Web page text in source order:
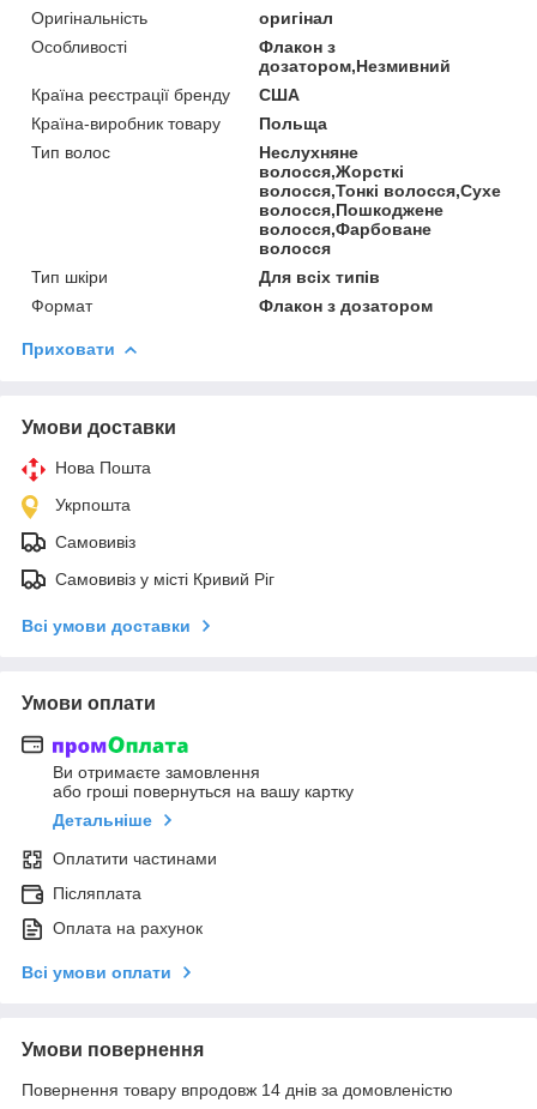
Оригінальність
оригінал
Особливості
Флакон з
дозатором,Незмивний
Країна реєстрації бренду
США
Країна-виробник товару
Польща
Тип волос
Неслухняне
волосся,Жорсткі
волосся,Тонкі волосся,Сухе
волосся,Пошкоджене
волосся,Фарбоване
волосся
Тип шкіри
Для всіх типів
Формат
Флакон з дозатором
Приховати
Умови доставки
Нова Пошта
Укрпошта
Самовивіз
Самовивіз у місті Кривий Ріг
Всі умови доставки
Умови оплати
Ви отримаєте замовлення
або гроші повернуться на вашу картку
Детальніше
Оплатити частинами
Післяплата
Оплата на рахунок
Всі умови оплати
Умови повернення
Повернення товару впродовж 14 днів за домовленістю